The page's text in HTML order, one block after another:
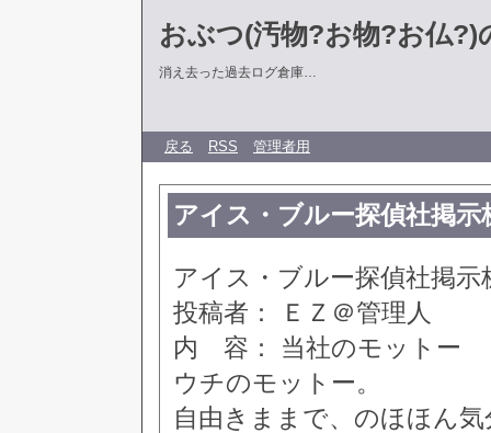
おぶつ(汚物?お物?お仏?)
消え去った過去ログ倉庫…
戻る RSS 管理者用
アイス・ブルー探偵社掲
アイス・ブルー探偵社掲
投稿者： ＥＺ＠管理人
内 容： 当社のモットー
ウチのモットー。
自由きままで、のほほん